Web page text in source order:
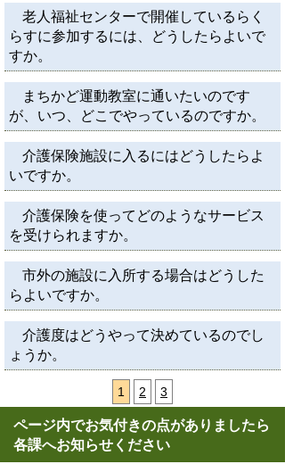
老人福祉センターで開催しているらく
らすに参加するには、どうしたらよいで
すか。
まちかど運動教室に通いたいのです
が、いつ、どこでやっているのですか。
介護保険施設に入るにはどうしたらよ
いですか。
介護保険を使ってどのようなサービス
を受けられますか。
市外の施設に入所する場合はどうした
らよいですか。
介護度はどうやって決めているのでし
ょうか。
1 2 3
ページ内でお気付きの点がありましたら
各課へお知らせください